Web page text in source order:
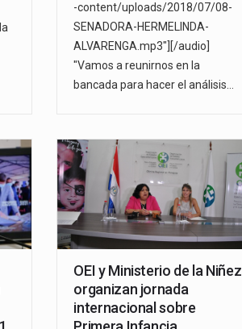
-content/uploads/2018/07/08-
SENADORA-HERMELINDA-
ALVARENGA.mp3"][/audio]
"Vamos a reunirnos en la
bancada para hacer el análisis…
OEI y Ministerio de la Niñez
organizan jornada
internacional sobre